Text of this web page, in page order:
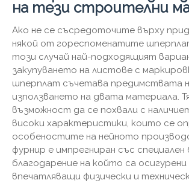
на тези строителни
Ако не се съсредоточите върху
някой от гореспоменатите
този случай най-подходящият
закупуването на листове с
шперплат съчетава предимствата
използването на двата материала.
възможност да се похвали с
високи характеристики, които се
особеностите на нейното
фурнир е импрегниран със специален
благодарение на който са
впечатляващи физически и